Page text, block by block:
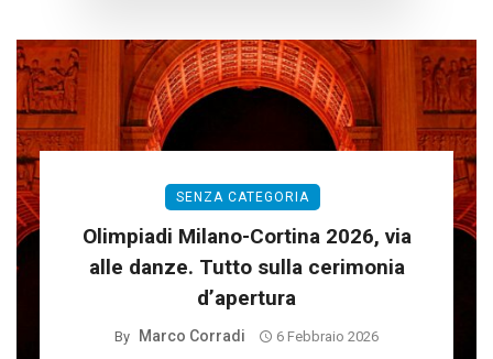
SENZA CATEGORIA
Olimpiadi Milano-Cortina 2026, via
alle danze. Tutto sulla cerimonia
d’apertura
By Marco Corradi 6 Febbraio 2026